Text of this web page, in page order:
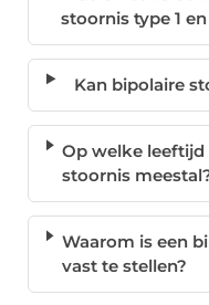
stoornis type 1
Kan bipolaire
Op welke
stoornis
Waarom is een
vast te stellen?